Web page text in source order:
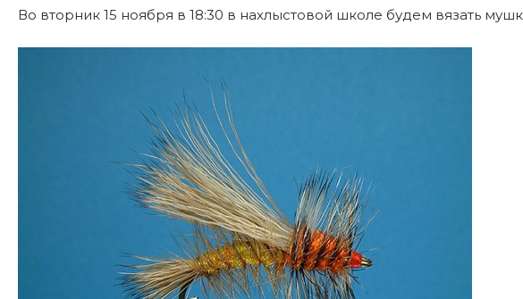
Во вторник 15 ноября в 18:30 в нахлыстовой школе будем вязать